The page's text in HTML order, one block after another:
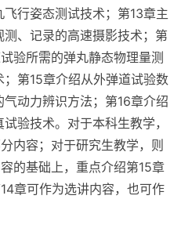
行姿态测试技术；第13章主
、记录的高速摄影技术；第
验所需的弹丸静态物理量测
第15章介绍从外弹道试验数
动力辨识方法；第16章介绍
验技术。对于本科生教学，
内容；对于研究生教学，则
的基础上，重点介绍第15章
章可作为选讲内容，也可作